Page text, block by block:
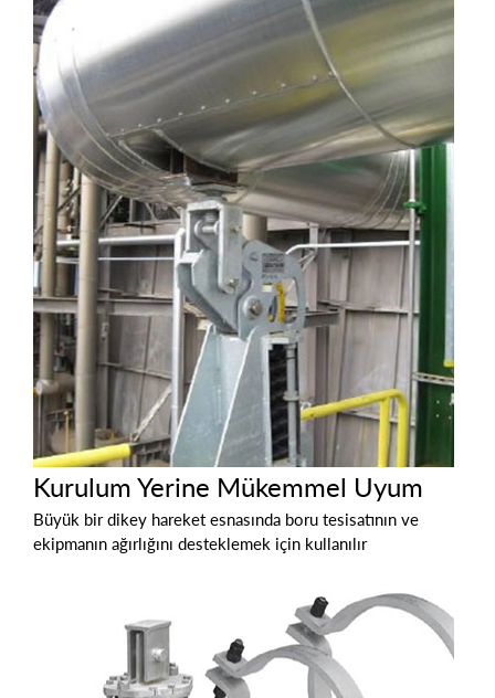
Kurulum Yerine Mükemmel Uyum
Büyük bir dikey hareket esnasında boru tesisatının ve
ekipmanın ağırlığını desteklemek için kullanılır